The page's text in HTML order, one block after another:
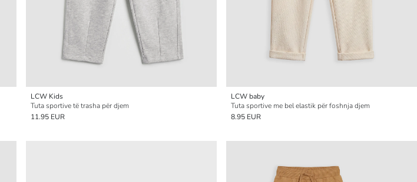
LCW Kids
Tuta sportive të trasha për djem
11.95 EUR
LCW baby
Tuta sportive me bel elastik për foshnja djem
8.95 EUR